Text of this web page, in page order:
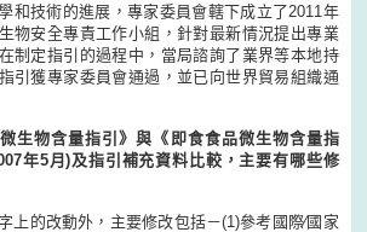
和技術的進展，專家委員會轄下成立了2011年
物安全專責工作小組，針對最新情況提出專業
制定指引的過程中，當局諮詢了業界等本地持
引獲專家委員會通過，並已向世界貿易組織通
微生物含量指引》與《即食食品微生物含量指
年5月)及指引補充資料比較，主要有哪些修
上的改動外，主要修改包括－(1)參考國際∕國家